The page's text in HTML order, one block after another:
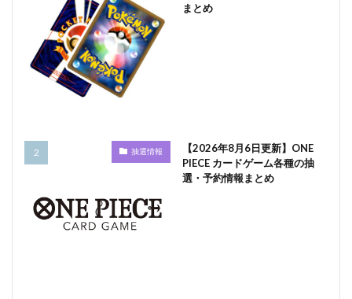
まとめ
抽選情報
【2026年8月6日更新】ONE
PIECE カードゲーム各種の抽
選・予約情報まとめ